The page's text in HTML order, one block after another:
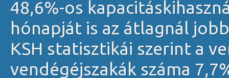
48,6%-os
hónapját is az átlagnál
KSH statisztikái szerint a
vendégéjszakák száma